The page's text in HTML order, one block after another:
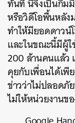
ทันที นี่จึงเป็นกิม
หรือวิดีโอพื้นหลัง
ทำให้มียอดดาวน์
และในขณะนี้มีผู้ใ
200 ล้านคนแล้ว
คุยกับเพื่อนได้เพี
ข่าวว่าไม่ปลอดภั
ไม่ให้หน่วยงานข